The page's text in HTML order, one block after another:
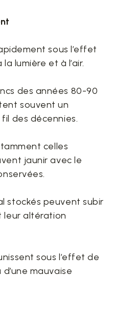
sous l’effet
lumière et à l’air.
des années 80-90
souvent un
des décennies.
celles
jaunir avec le
stockés peuvent subir
leur altération
sous l’effet de
mauvaise